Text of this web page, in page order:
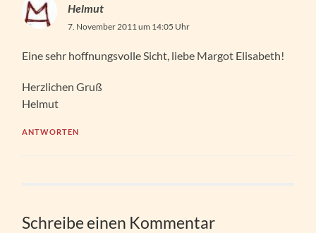
Helmut
7. November 2011 um 14:05 Uhr
Eine sehr hoffnungsvolle Sicht, liebe Margot Elisabeth!
Herzlichen Gruß
Helmut
ANTWORTEN
Schreibe einen Kommentar